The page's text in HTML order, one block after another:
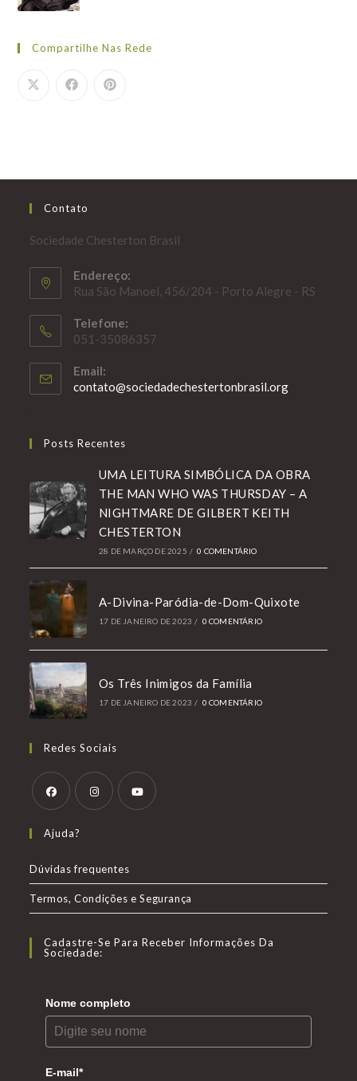
Compartilhe Nas Rede
Contato
Sociedade Chesterton Brasil
Endereço:
Rua São Manoel, 456/204 - Porto Alegre - RS
Telefone:
051-35086357
Email:
contato@sociedadechestertonbrasil.orgAbre
Posts Recentes
UMA LEITURA SIMBÓLICA DA OBRA
THE MAN WHO WAS THURSDAY – A
NIGHTMARE DE GILBERT KEITH
CHESTERTON
28 DE MARÇO DE 2025 / 0 COMENTÁRIO
A-Divina-Paródia-de-Dom-Quixote
17 DE JANEIRO DE 2023 / 0 COMENTÁRIO
Os Três Inimigos da Família
17 DE JANEIRO DE 2023 / 0 COMENTÁRIO
Redes Sociais
em
aba
em
nova
aba
aba
Ajuda?
Dúvidas frequentes
Termos, Condições e Segurança
Cadastre-Se Para Receber Informações Da
Sociedade:
Nome completo
E-mail*